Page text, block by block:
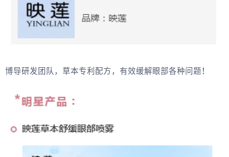
博导研发团队，草本专利配方，有效缓解眼部各种问题！